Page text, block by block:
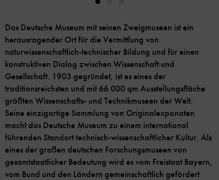
Das Deutsche Museum mit seinen Zweigmuseen ist ein
herausragender Ort für die Vermittlung von
naturwissenschaftlich-technischer Bildung und für einen
konstruktiven Dialog zwischen Wissenschaft und
Gesellschaft. 1903 gegründet, ist es eines der
traditionsreichsten und mit 66 000 qm Ausstellungsfläche
größten Wissenschafts- und Technikmuseen der Welt.
Seine einzigartige Sammlung von Originalexponaten
macht das Deutsche Museum zu einem international
führenden Standort technisch-wissenschaftlicher Kultur. Als
eines der großen deutschen Forschungsmuseen von
gesamtstaatlicher Bedeutung wird es vom Freistaat Bayern,
vom Bund und den Ländern gemeinschaftlich gefördert